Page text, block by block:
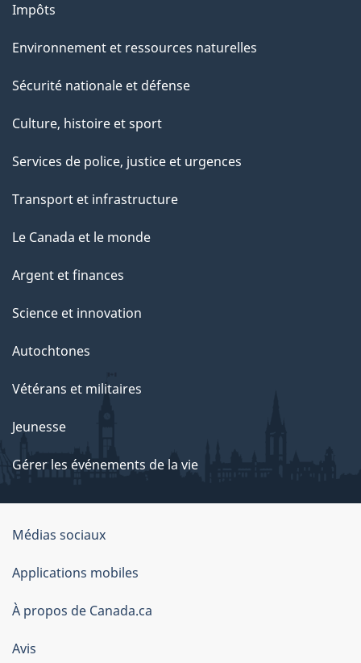
Impôts
Environnement et ressources naturelles
Sécurité nationale et défense
Culture, histoire et sport
Services de police, justice et urgences
Transport et infrastructure
Le Canada et le monde
Argent et finances
Science et innovation
Autochtones
Vétérans et militaires
Jeunesse
Gérer les événements de la vie
Organisation
du
gouvernement
du
Canada
Médias sociaux
Applications mobiles
À propos de Canada.ca
Avis